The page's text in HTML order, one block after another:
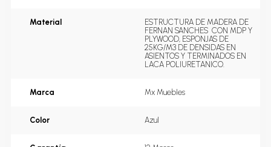
Material
ESTRUCTURA DE MADERA DE
FERNAN SANCHES  CON MDP Y
PLYWOOD, ESPONJAS DE
25KG/M3 DE DENSIDAS EN
ASIENTOS Y TERMINADOS EN
LACA POLIURETANICO.
Marca Mx Muebles
Color Azul